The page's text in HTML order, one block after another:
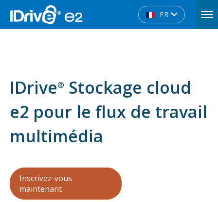
FR
IDrive® Stockage cloud
e2 pour le flux de travail
multimédia
Inscrivez-vous
maintenant